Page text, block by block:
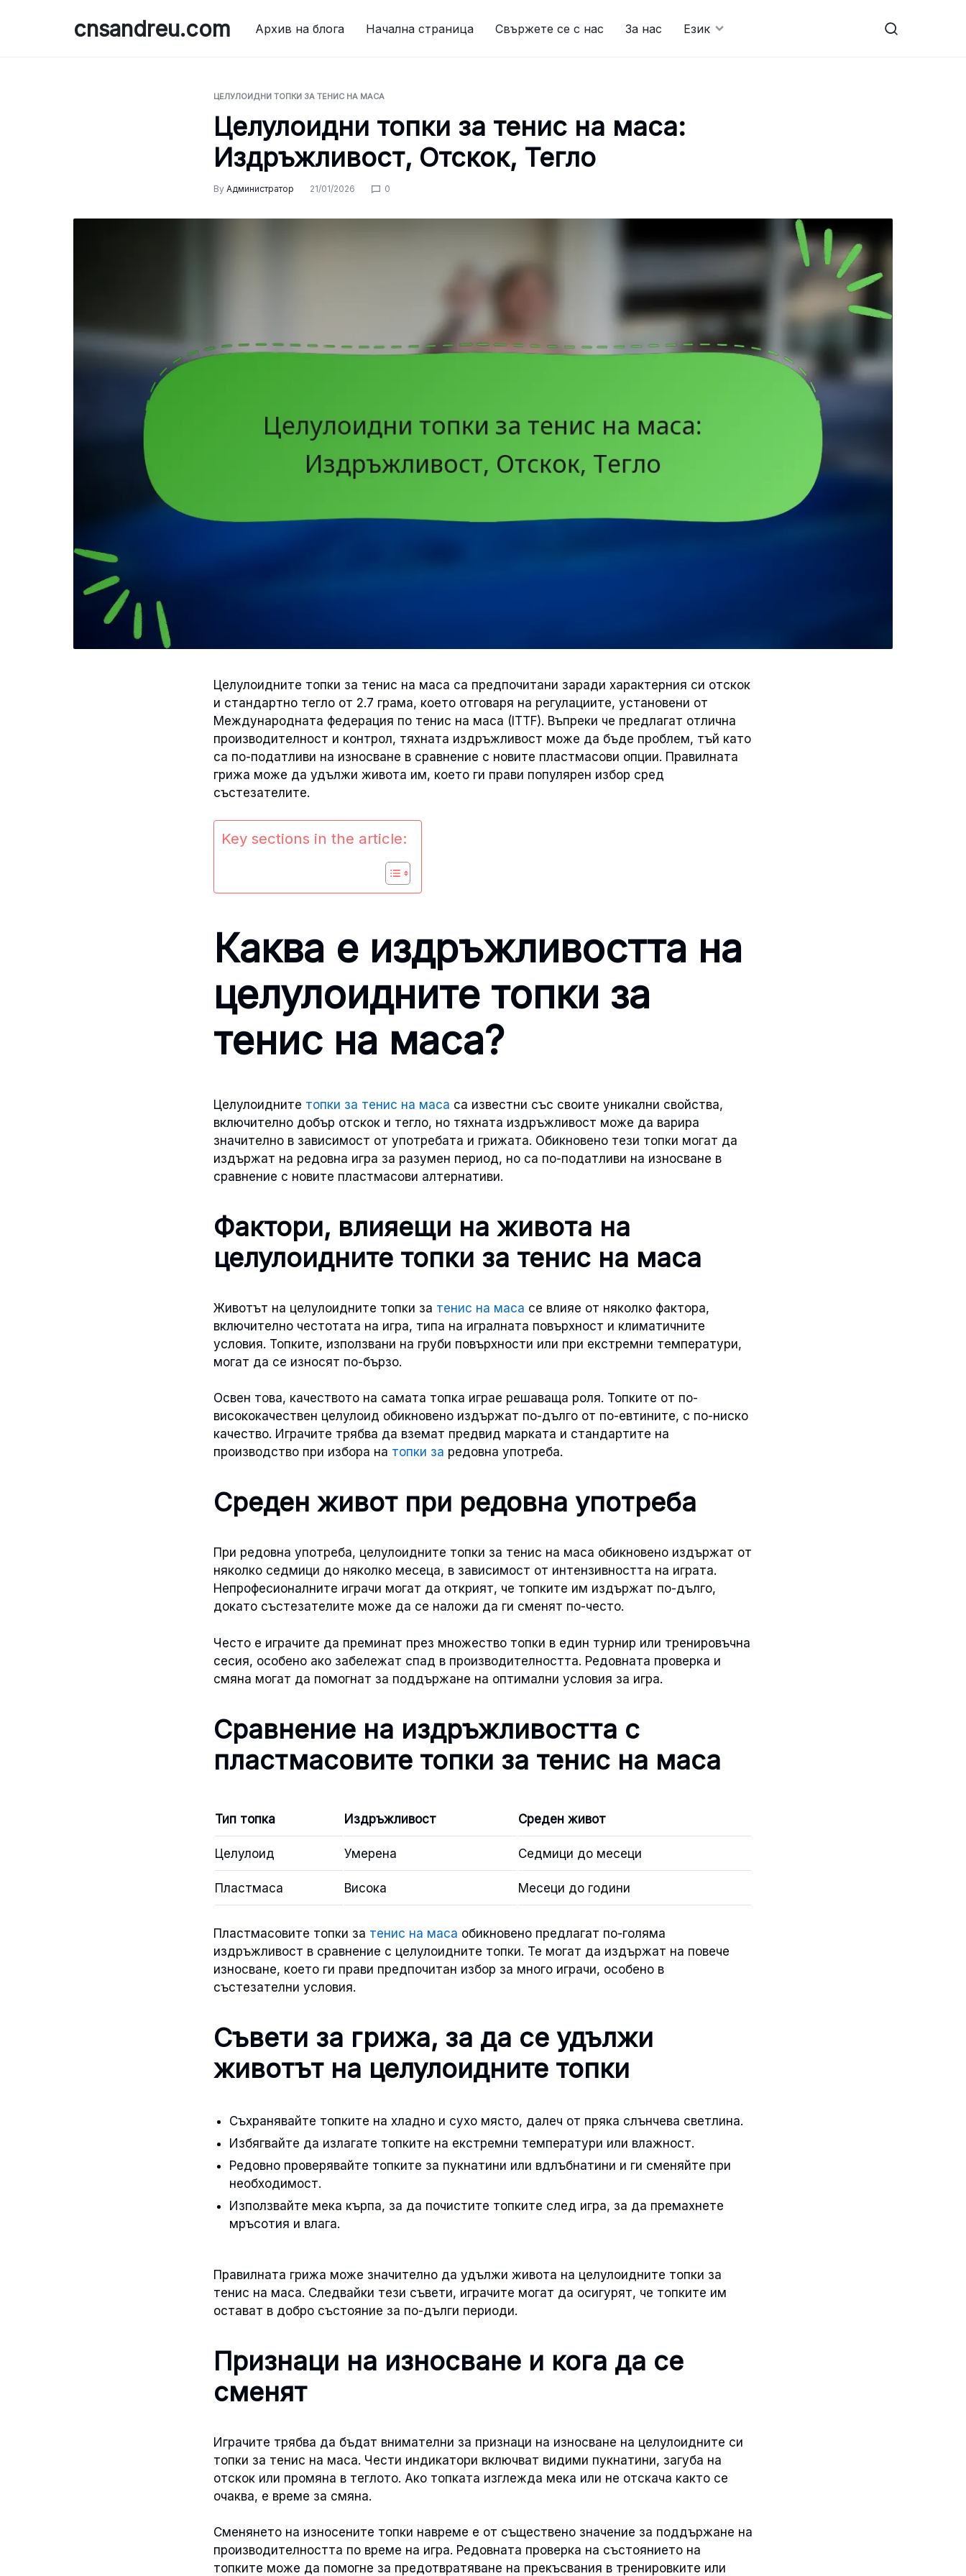
cnsandreu.com Архив на блога Начална страница Свържете се с нас За нас Език
ЦЕЛУЛОИДНИ ТОПКИ ЗА ТЕНИС НА МАСА
Целулоидни топки за тенис на маса:
Издръжливост, Отскок, Тегло
By Администратор 21/01/2026 0
Целулоидните топки за тенис на маса са предпочитани заради характерния си отскок
и стандартно тегло от 2.7 грама, което отговаря на регулациите, установени от
Международната федерация по тенис на маса (ITTF). Въпреки че предлагат отлична
производителност и контрол, тяхната издръжливост може да бъде проблем, тъй като
са по-податливи на износване в сравнение с новите пластмасови опции. Правилната
грижа може да удължи живота им, което ги прави популярен избор сред
състезателите.
Key sections in the article:
Каква е издръжливостта на
целулоидните топки за
тенис на маса?
Целулоидните топки за тенис на маса са известни със своите уникални свойства,
включително добър отскок и тегло, но тяхната издръжливост може да варира
значително в зависимост от употребата и грижата. Обикновено тези топки могат да
издържат на редовна игра за разумен период, но са по-податливи на износване в
сравнение с новите пластмасови алтернативи.
Фактори, влияещи на живота на
целулоидните топки за тенис на маса
Животът на целулоидните топки за тенис на маса се влияе от няколко фактора,
включително честотата на игра, типа на игралната повърхност и климатичните
условия. Топките, използвани на груби повърхности или при екстремни температури,
могат да се износят по-бързо.
Освен това, качеството на самата топка играе решаваща роля. Топките от по-
висококачествен целулоид обикновено издържат по-дълго от по-евтините, с по-ниско
качество. Играчите трябва да вземат предвид марката и стандартите на
производство при избора на топки за редовна употреба.
Среден живот при редовна употреба
При редовна употреба, целулоидните топки за тенис на маса обикновено издържат от
няколко седмици до няколко месеца, в зависимост от интензивността на играта.
Непрофесионалните играчи могат да открият, че топките им издържат по-дълго,
докато състезателите може да се наложи да ги сменят по-често.
Често е играчите да преминат през множество топки в един турнир или тренировъчна
сесия, особено ако забележат спад в производителността. Редовната проверка и
смяна могат да помогнат за поддържане на оптимални условия за игра.
Сравнение на издръжливостта с
пластмасовите топки за тенис на маса
Тип топка Издръжливост Среден живот
Целулоид Умерена Седмици до месеци
Пластмаса Висока Месеци до години
Пластмасовите топки за тенис на маса обикновено предлагат по-голяма
издръжливост в сравнение с целулоидните топки. Те могат да издържат на повече
износване, което ги прави предпочитан избор за много играчи, особено в
състезателни условия.
Съвети за грижа, за да се удължи
животът на целулоидните топки
Съхранявайте топките на хладно и сухо място, далеч от пряка слънчева светлина.
Избягвайте да излагате топките на екстремни температури или влажност.
Редовно проверявайте топките за пукнатини или вдлъбнатини и ги сменяйте при
необходимост.
Използвайте мека кърпа, за да почистите топките след игра, за да премахнете
мръсотия и влага.
Правилната грижа може значително да удължи живота на целулоидните топки за
тенис на маса. Следвайки тези съвети, играчите могат да осигурят, че топките им
остават в добро състояние за по-дълги периоди.
Признаци на износване и кога да се
сменят
Играчите трябва да бъдат внимателни за признаци на износване на целулоидните си
топки за тенис на маса. Чести индикатори включват видими пукнатини, загуба на
отскок или промяна в теглото. Ако топката изглежда мека или не отскача както се
очаква, е време за смяна.
Сменянето на износените топки навреме е от съществено значение за поддържане на
производителността по време на игра. Редовната проверка на състоянието на
топките може да помогне за предотвратяване на прекъсвания в тренировките или